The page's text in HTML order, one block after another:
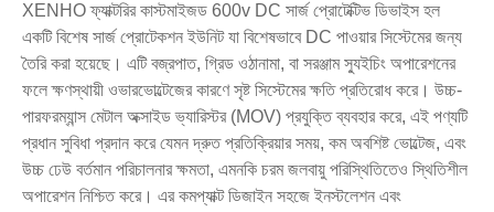
XENHO ফ্যাক্টরির কাস্টমাইজড 600v DC সার্জ প্রোটেক্টিভ ডিভাইস হল
একটি বিশেষ সার্জ প্রোটেকশন ইউনিট যা বিশেষভাবে DC পাওয়ার সিস্টেমের জন্য
তৈরি করা হয়েছে। এটি বজ্রপাত, গ্রিড ওঠানামা, বা সরঞ্জাম স্যুইচিং অপারেশনের
ফলে ক্ষণস্থায়ী ওভারভোল্টেজের কারণে সৃষ্ট সিস্টেমের ক্ষতি প্রতিরোধ করে। উচ্চ-
পারফরম্যান্স মেটাল অক্সাইড ভ্যারিস্টর (MOV) প্রযুক্তি ব্যবহার করে, এই পণ্যটি
প্রধান সুবিধা প্রদান করে যেমন দ্রুত প্রতিক্রিয়ার সময়, কম অবশিষ্ট ভোল্টেজ, এবং
উচ্চ ঢেউ বর্তমান পরিচালনার ক্ষমতা, এমনকি চরম জলবায়ু পরিস্থিতিতেও স্থিতিশীল
অপারেশন নিশ্চিত করে। এর কমপ্যাক্ট ডিজাইন সহজে ইনস্টলেশন এবং